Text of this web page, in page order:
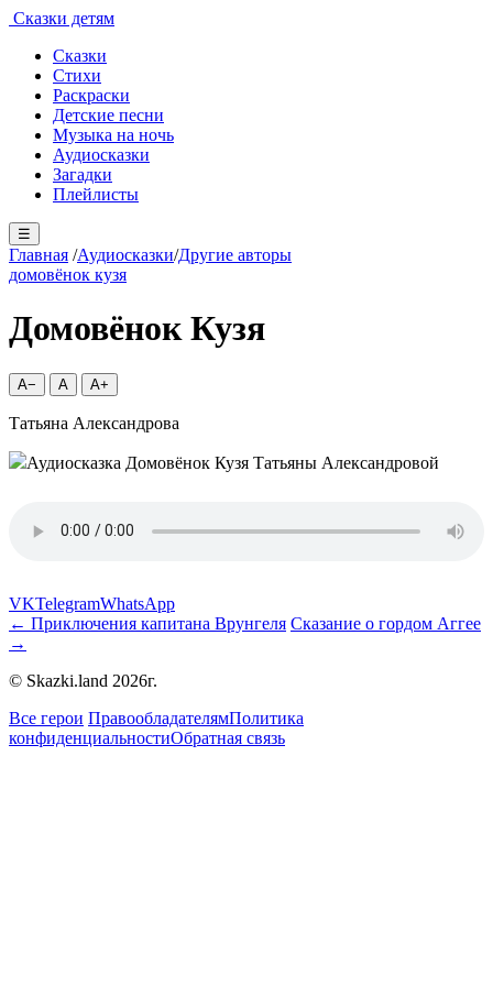
Сказки детям
Сказки
Стихи
Раскраски
Детские песни
Музыка на ночь
Аудиосказки
Загадки
Плейлисты
☰
Главная /Аудиосказки/Другие авторы
домовёнок кузя
Домовёнок Кузя
A− A A+
Татьяна Александрова
VKTelegramWhatsApp
← Приключения капитана Врунгеля Сказание о гордом Аггее
→
© Skazki.land 2026г.
Все герои ПравообладателямПолитика
конфиденциальностиОбратная связь